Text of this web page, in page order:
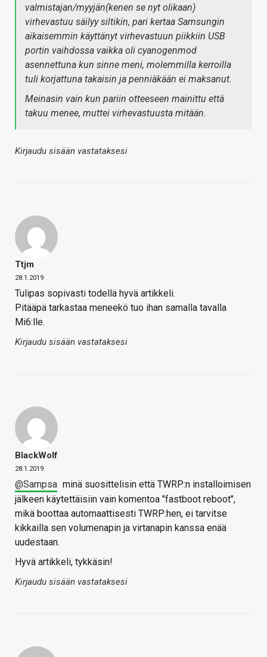
valmistajan/myyjän(kenen se nyt olikaan)
virhevastuu säilyy siltikin, pari kertaa Samsungin
aikaisemmin käyttänyt virhevastuun piikkiin USB
portin vaihdossa vaikka oli cyanogenmod
asennettuna kun sinne meni, molemmilla kerroilla
tuli korjattuna takaisin ja penniäkään ei maksanut.
Meinasin vain kun pariin otteeseen mainittu että
takuu menee, muttei virhevastuusta mitään.
Kirjaudu sisään vastataksesi
Ttjm
28.1.2019
Tulipas sopivasti todellä hyvä artikkeli.
Pitääpä tarkastaa meneekö tuo ihan samalla tavalla
Mi6:lle.
Kirjaudu sisään vastataksesi
BlackWolf
28.1.2019
@Sampsa minä suosittelisin että TWRP:n installoimisen
jälkeen käytettäisiin vain komentoa "fastboot reboot",
mikä boottaa automaattisesti TWRP:hen, ei tarvitse
kikkailla sen volumenapin ja virtanapin kanssa enää
uudestaan.
Hyvä artikkeli, tykkäsin!
Kirjaudu sisään vastataksesi